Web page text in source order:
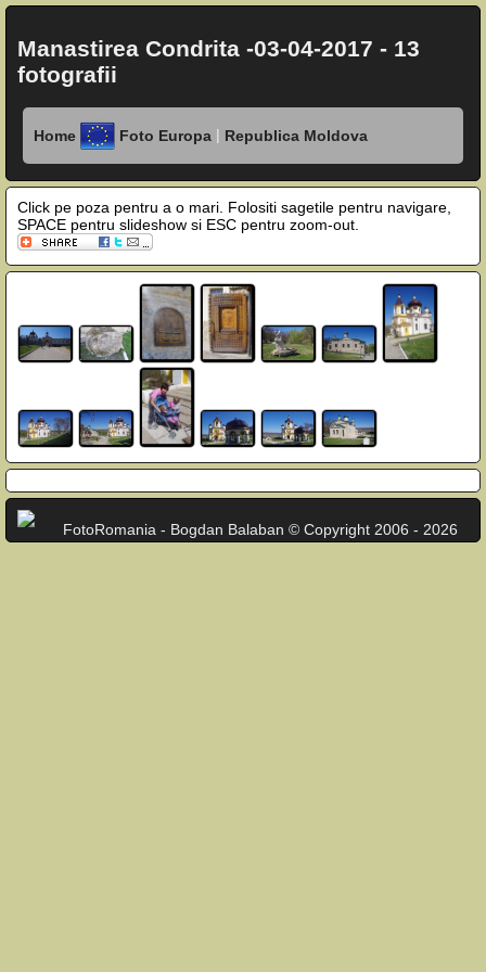
Manastirea Condrita -03-04-2017 - 13
fotografii
Home Foto Europa | Republica Moldova
Click pe poza pentru a o mari. Folositi sagetile pentru navigare,
SPACE pentru slideshow si ESC pentru zoom-out.
FotoRomania - Bogdan Balaban © Copyright 2006 - 2026